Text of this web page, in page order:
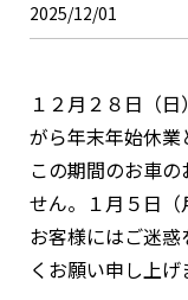
2025/12/01
１２月２８日（
がら年末年始休業
この期間のお車
せん。１月５日（
お客様にはご迷
くお願い申し上げ